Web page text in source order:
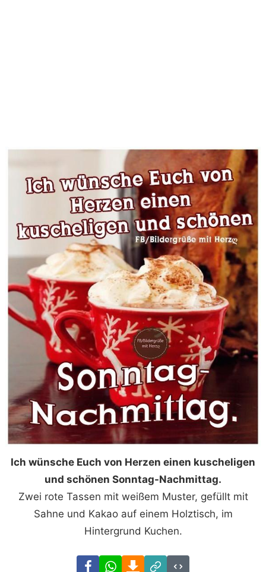
Ich wünsche Euch von Herzen einen kuscheligen
und schönen Sonntag-Nachmittag.
Zwei rote Tassen mit weißem Muster, gefüllt mit
Sahne und Kakao auf einem Holztisch, im
Hintergrund Kuchen.
FacebookWhatsAppDownload